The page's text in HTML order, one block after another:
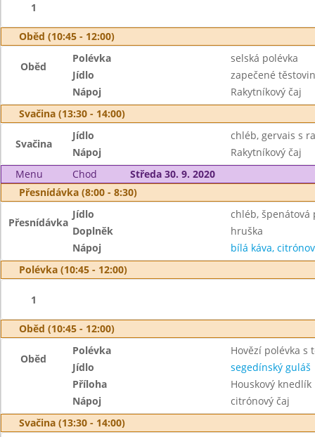
1
Oběd (10:45 - 12:00)
Oběd
Polévka
selská polévka
Jídlo
zapečené
Nápoj
Rakytníkový čaj
Svačina (13:30 - 14:00)
Svačina
Jídlo
chléb, gervais s
Nápoj
Rakytníkový čaj
Menu
Chod
Středa 30. 9. 2020
Přesnídávka (8:00 - 8:30)
Přesnídávka
Jídlo
chléb, špenátová
Doplněk
hruška
Nápoj
bílá káva,
Polévka (10:45 - 12:00)
1
Oběd (10:45 - 12:00)
Oběd
Polévka
Hovězí polévka s
Jídlo
segedínský guláš
Příloha
Houskový knedlík
Nápoj
citrónový čaj
Svačina (13:30 - 14:00)